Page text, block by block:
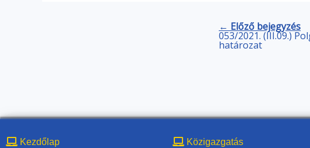
← Előző bejegyzés
053/2021. (III.09.)
határozat
Kezdőlap Közigazgatás